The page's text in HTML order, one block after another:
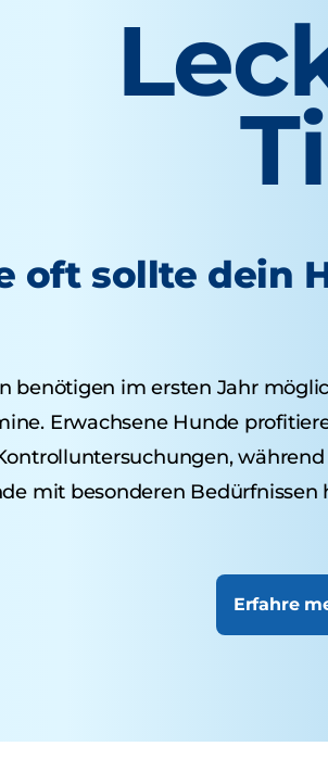
oft sollte dein
benötigen im ersten Jahr
Erwachsene Hunde
mit besonderen Bedürfnissen
Erfahre